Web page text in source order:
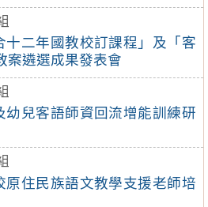
十二年國教校訂課程」及「客
案遴選成果發表會
幼兒客語師資回流增能訓練研
原住民族語文教學支援老師培